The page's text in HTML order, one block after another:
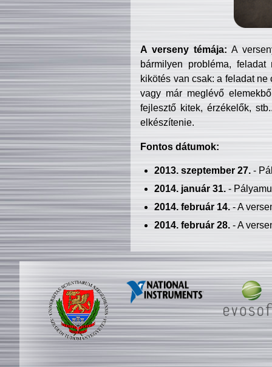
A verseny témája: A
bármilyen probléma, feladat
kikötés van csak: a feladat
vagy már meglévő
fejlesztő kitek, érzékelők,
elkészítenie.
Fontos dátumok:
2013. szeptember 27.-
2014. január 31.-
2014. február 14.- A
2014. február 28.- A